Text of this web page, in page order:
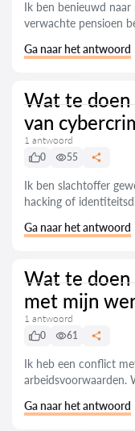
Ik ben benieuwd
verwachte pensioen
Ga naar het antwoord
Wat te doen
van
1 antwoord
0
55
Ik ben slachtoffer
hacking of
Ga naar het antwoord
Wat te doen
met mijn
1 antwoord
0
61
Ik heb een conflict
arbeidsvoorwaarden.
Ga naar het antwoord